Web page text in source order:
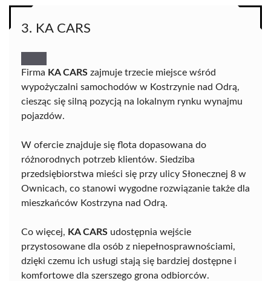
3. KA CARS
Firma KA CARS zajmuje trzecie miejsce wśród
wypożyczalni samochodów w Kostrzynie nad Odrą,
ciesząc się silną pozycją na lokalnym rynku wynajmu
pojazdów.
W ofercie znajduje się flota dopasowana do
różnorodnych potrzeb klientów. Siedziba
przedsiębiorstwa mieści się przy ulicy Słonecznej 8 w
Ownicach, co stanowi wygodne rozwiązanie także dla
mieszkańców Kostrzyna nad Odrą.
Co więcej, KA CARS udostępnia wejście
przystosowane dla osób z niepełnosprawnościami,
dzięki czemu ich usługi stają się bardziej dostępne i
komfortowe dla szerszego grona odbiorców.